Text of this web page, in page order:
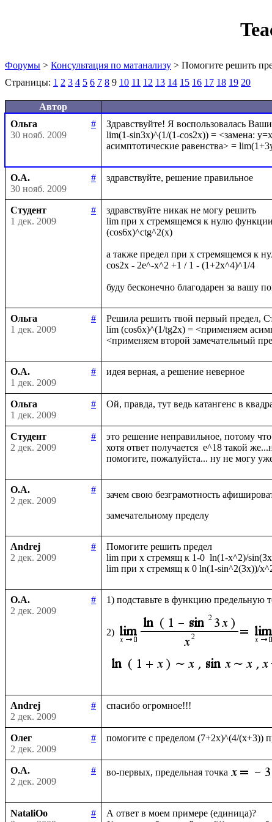
Форумы > Консультация по матанализу > Помогите решить
Страницы: 1 2 3 4 5 6 7 8 9 10 11 12 13 14 15 16 17 18 19 20
Автор
Ольга
#
30 нояб. 2009
Здравствуйте! Я воспользовалась
lim(1-sin3x)^(1/(1-cos2x)) = <замена:
О.А.
#
30 нояб. 2009
Студент
#
1 дек. 2009
здравствуйте никак не могу решить
lim при x стремящемся к нулю
(cos6x)^ctg^2(x)
а также предел при х стремящемся к
cos2x - 2e^-x^2 +1 / 1 - (1+2x^4)^1/4
Ольга
#
1 дек. 2009
Решила решить твой первый предел,
lim (cos6x)^(1/tg2x) = <применяем
О.А.
#
1 дек. 2009
Ольга
#
1 дек. 2009
Студент
#
2 дек. 2009
это решение неправильное, потому
хотя ответ получается  e^18 такой
О.А.
#
2 дек. 2009
зачем свою безграмотность
Andrej
#
2 дек. 2009
Помогите решить предел
lim при x стремящ к 1-0  ln(1-x^2)/
О.А.
#
2 дек. 2009
1) подставьте в функцию предельную
2)
Andrej
#
2 дек. 2009
Олег
#
2 дек. 2009
О.А.
#
2 дек. 2009
во-первых, предельная точка
NataliOo
#
А ответ в моем примере (единица)?